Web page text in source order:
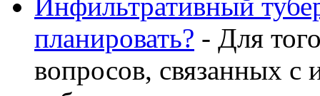
Инфильтративный
планировать? - Для
вопросов, связанных с